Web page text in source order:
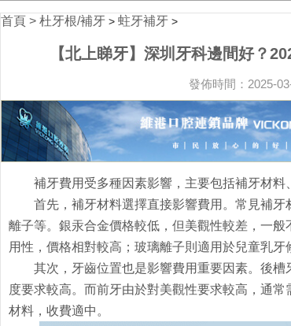
首頁 > 杜牙根/補牙 > 蛀牙補牙 >
【北上睇牙】深圳牙科邊間好？
發佈時間：2025-
補牙費用受多種因素影響，主要包括補牙材料
首先，補牙材料選擇直接影響費用。常見補
離子等。銀汞合金價格較低，但美觀性較差，一
用性，價格相對較高；玻璃離子則適用於兒童乳牙
其次，牙齒位置也是影響費用重要因素。後
度要求較高。而前牙由於對美觀性要求較高，通
材料，收費適中。